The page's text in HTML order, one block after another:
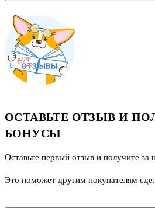
ОСТАВЬТЕ ОТЗЫВ И
БОНУСЫ
Оставьте первый отзыв и получите за
Это поможет другим покупателям